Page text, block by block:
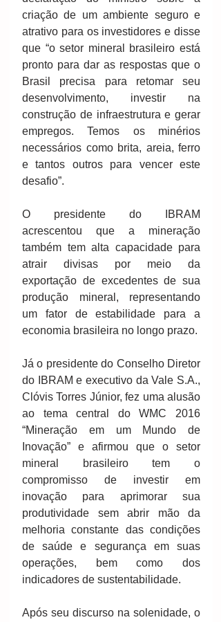
criação de um ambiente seguro e
atrativo para os investidores e disse
que “o setor mineral brasileiro está
pronto para dar as respostas que o
Brasil precisa para retomar seu
desenvolvimento, investir na
construção de infraestrutura e gerar
empregos. Temos os minérios
necessários como brita, areia, ferro
e tantos outros para vencer este
desafio”.
O presidente do IBRAM
acrescentou que a mineração
também tem alta capacidade para
atrair divisas por meio da
exportação de excedentes de sua
produção mineral, representando
um fator de estabilidade para a
economia brasileira no longo prazo.
Já o presidente do Conselho Diretor
do IBRAM e executivo da Vale S.A.,
Clóvis Torres Júnior, fez uma alusão
ao tema central do WMC 2016
“Mineração em um Mundo de
Inovação” e afirmou que o setor
mineral brasileiro tem o
compromisso de investir em
inovação para aprimorar sua
produtividade sem abrir mão da
melhoria constante das condições
de saúde e segurança em suas
operações, bem como dos
indicadores de sustentabilidade.
Após seu discurso na solenidade, o